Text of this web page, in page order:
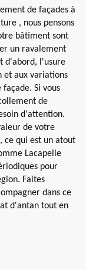
de façades à
, nous pensons
bâtiment sont
un ravalement
d'abord, l'usure
et aux variations
Si vous
de
d'attention.
de votre
qui est un atout
Lacapelle
pour
Faites
dans ce
d'antan tout en